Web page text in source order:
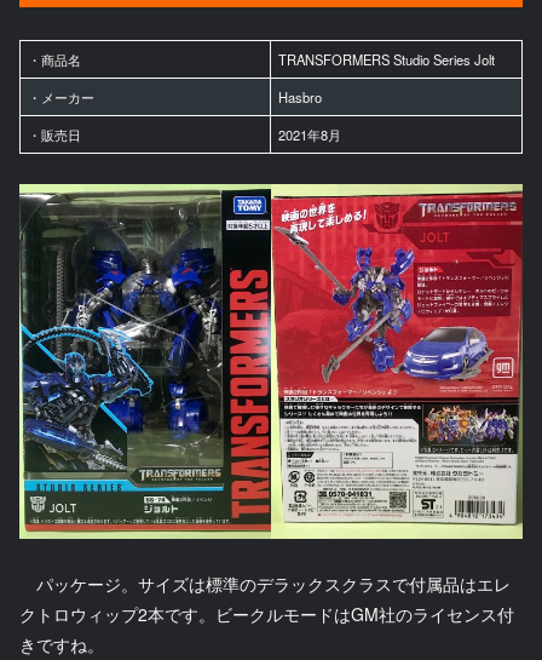
・商品名
TRANSFORMERS Studio Series Jolt
・メーカー
Hasbro
・販売日
2021年8月
パッケージ。サイズは標準のデラックスクラスで付属品はエレ
クトロウィップ2本です。ビークルモードはGM社のライセンス付
きですね。